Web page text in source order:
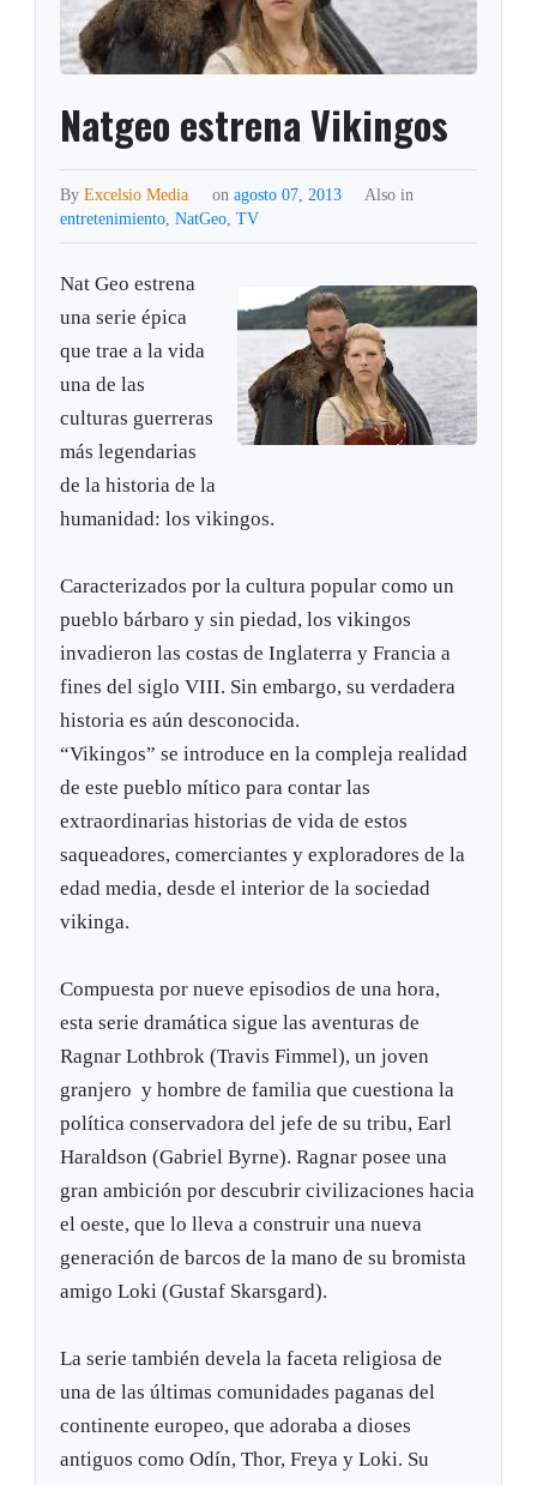
Natgeo estrena Vikingos
ByExcelsio Media on agosto 07, 2013
Also in
entretenimiento,NatGeo,TV
Nat Geo estrena
una serie épica
que trae a la vida
una de las
culturas guerreras
más legendarias
de la historia de la
humanidad: los vikingos.
Caracterizados por la cultura popular como un
pueblo bárbaro y sin piedad, los vikingos
invadieron las costas de Inglaterra y Francia a
fines del siglo VIII. Sin embargo, su verdadera
historia es aún desconocida.
“Vikingos” se introduce en la compleja realidad
de este pueblo mítico para contar las
extraordinarias historias de vida de estos
saqueadores, comerciantes y exploradores de la
edad media, desde el interior de la sociedad
vikinga.
Compuesta por nueve episodios de una hora,
esta serie dramática sigue las aventuras de
Ragnar Lothbrok (Travis Fimmel), un joven
granjero y hombre de familia que cuestiona la
política conservadora del jefe de su tribu, Earl
Haraldson (Gabriel Byrne). Ragnar posee una
gran ambición por descubrir civilizaciones hacia
el oeste, que lo lleva a construir una nueva
generación de barcos de la mano de su bromista
amigo Loki (Gustaf Skarsgard).
La serie también devela la faceta religiosa de
una de las últimas comunidades paganas del
continente europeo, que adoraba a dioses
antiguos como Odín, Thor, Freya y Loki. Su